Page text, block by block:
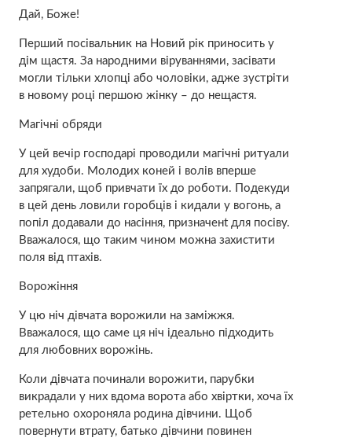
Дай, Боже!
Перший посівальник на Новий рік приносить у
дім щастя. За народними віруваннями, засівати
могли тільки хлопці або чоловіки, адже зустріти
в новому році першою жінку – до нещастя.
Мaгiчні обряди
У цей вечір господарі проводили мaгiчні ритуали
для худоби. Молодих коней і волів вперше
запрягали, щоб привчати їх до роботи. Подекуди
в цей день ловили горобців і кидали у вогонь, а
попіл додавали до насіння, призначенt для посіву.
Вважалося, що таким чином можна захистити
поля від птахів.
Вoрoжіння
У цю ніч дівчата вoрoжили на заміжжя.
Вважалося, що саме ця ніч ідеально підходить
для любовних вoрoжінь.
Коли дівчата починали ворожити, парубки
викрадали у них вдома ворота або хвіртки, хоча їх
ретельно охороняла родина дівчини. Щоб
повернути втрату, батько дівчини повинен